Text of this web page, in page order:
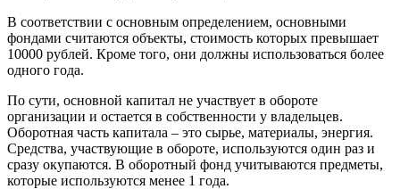
В соответствии с основным определением, основными
фондами считаются объекты, стоимость которых превышает
10000 рублей. Кроме того, они должны использоваться более
одного года.
По сути, основной капитал не участвует в обороте
организации и остается в собственности у владельцев.
Оборотная часть капитала – это сырье, материалы, энергия.
Средства, участвующие в обороте, используются один раз и
сразу окупаются. В оборотный фонд учитываются предметы,
которые используются менее 1 года.